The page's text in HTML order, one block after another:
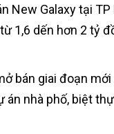
Galaxy tại
1,6 dến hơn 2 tỷ
bán giai đoạn
án nhà phố, biệt